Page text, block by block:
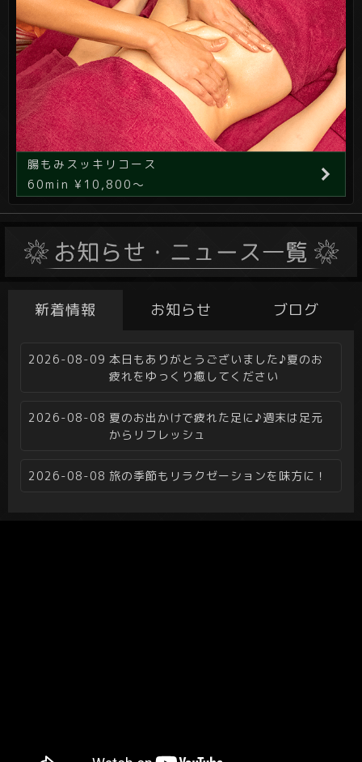
腸もみスッキリコース
60min ¥10,800～
新着情報 お知らせ ブログ
2026-08-09 本日もありがとうございました♪夏のお
疲れをゆっくり癒してください
2026-08-08 夏のお出かけで疲れた足に♪週末は足元
からリフレッシュ
2026-08-08 旅の季節もリラクゼーションを味方に！